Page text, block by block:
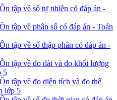
tập về số tự nhiên có đáp án -
tập về phân số có đáp án - Toán
tập về số thập phân có đáp án -
tập về đo dài và đo khối lượng
5
tập về đo diện tích và đo thể
lớp 5